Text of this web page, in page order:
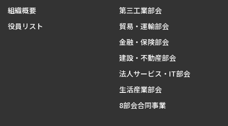
組織概要
役員リスト
第三工業部会
貿易・運輸部会
金融・保険部会
建設・不動産部会
法人サービス・IT部会
生活産業部会
8部会合同事業